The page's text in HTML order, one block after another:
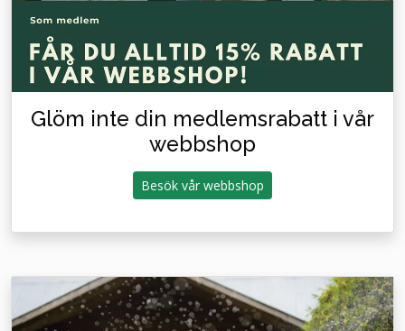
Glöm inte din medlemsrabatt i vår
webbshop
Besök vår webbshop